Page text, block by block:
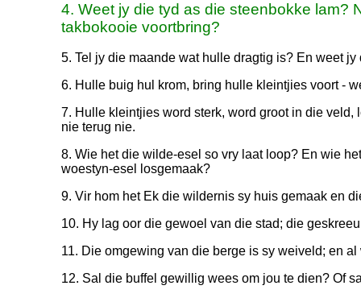
4. Weet jy die tyd as die steenbokke lam?
takbokooie voortbring?
5. Tel jy die maande wat hulle dragtig is? En weet
6. Hulle buig hul krom, bring hulle kleintjies voort -
7. Hulle kleintjies word sterk, word groot in die veld,
nie terug nie.
8. Wie het die wilde-esel so vry laat loop? En wie
woestyn-esel losgemaak?
9. Vir hom het Ek die wildernis sy huis gemaak en
10. Hy lag oor die gewoel van die stad; die
11. Die omgewing van die berge is sy weiveld; en
12. Sal die buffel gewillig wees om jou te dien? Of